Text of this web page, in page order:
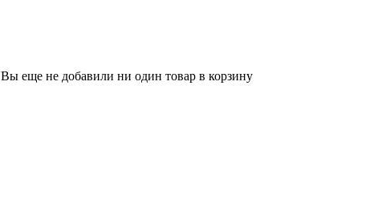
Вы еще не добавили ни один товар в корзину